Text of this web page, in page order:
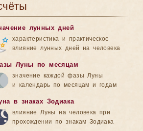
лунных дней
характеристика и практическое
влияние лунных дней на человека
Луны по месяцам
значение каждой фазы Луны
и календарь по месяцам и годам
в знаках Зодиака
влияние Луны на человека при
прохождении по знакам Зодиака